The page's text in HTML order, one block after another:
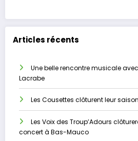
Articles récents
Une belle rencontre musicale
Lacrabe
Les Cousettes clôturent leur
Les Voix des Troup’Adours
concert à Bas-Mauco